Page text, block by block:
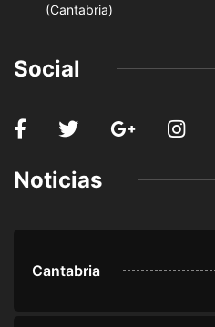
(Cantabria)
Social
Noticias
Cantabria